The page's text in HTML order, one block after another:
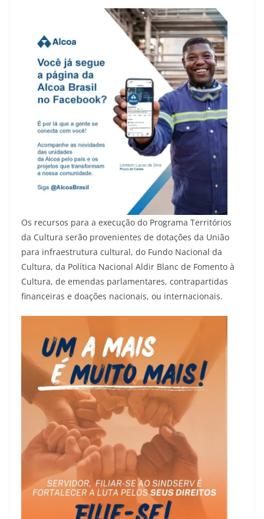
Os recursos para a execução do Programa Territórios
da Cultura serão provenientes de dotações da União
para infraestrutura cultural, do Fundo Nacional da
Cultura, da Política Nacional Aldir Blanc de Fomento à
Cultura, de emendas parlamentares, contrapartidas
financeiras e doações nacionais, ou internacionais.